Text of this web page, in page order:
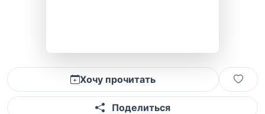
Хочу прочитать
Поделиться